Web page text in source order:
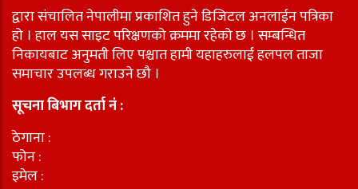
द्वारा संचालित नेपालीमा प्रकाशित हुने डिजिटल अनलाईन पत्रिका
हो । हाल यस साइट परिक्षणको क्रममा रहेको छ । सम्बन्धित
निकायबाट अनुमती लिए पश्चात हामी यहाहरुलाई हलपल ताजा
समाचार उपलब्ध गराउने छौ ।
सूचना बिभाग दर्ता नं :
ठेगाना :
फोन :
इमेल :